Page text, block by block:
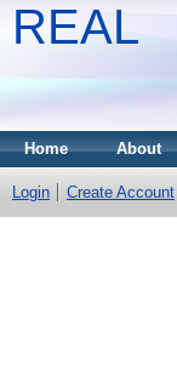
REAL
Home About
Login Create Account